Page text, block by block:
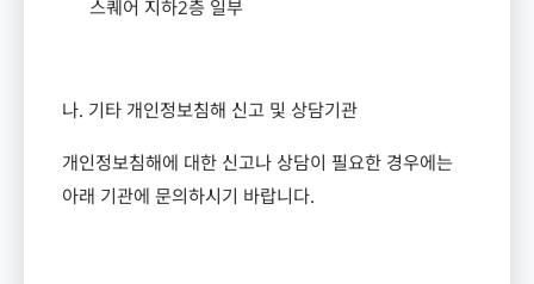
스퀘어 지하2층 일부
나. 기타 개인정보침해 신고 및 상담기관
개인정보침해에 대한 신고나 상담이 필요한 경우에는
아래 기관에 문의하시기 바랍니다.